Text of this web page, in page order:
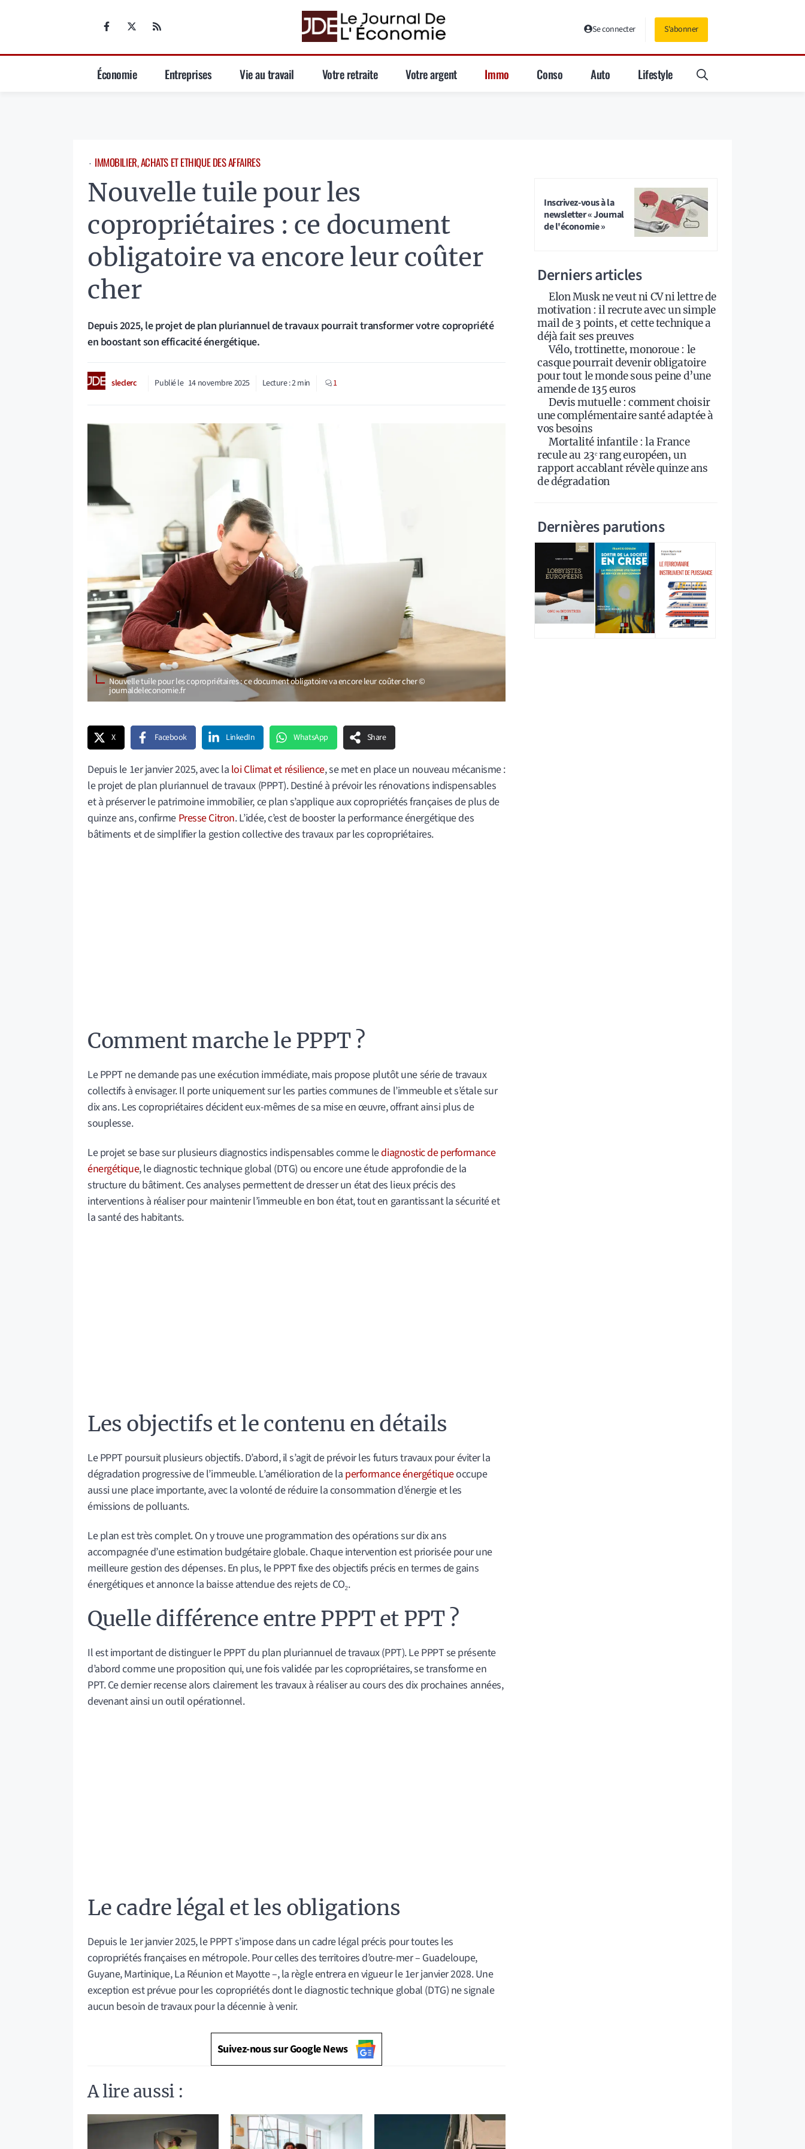
Se connecter S'abonner
Économie Entreprises Vie au travail Votre retraite Votre argent Immo Conso Auto Lifestyle
⋅ IMMOBILIER, ACHATS ET ETHIQUE DES AFFAIRES
Nouvelle tuile pour les
copropriétaires : ce document
obligatoire va encore leur coûter
cher
Depuis 2025, le projet de plan pluriannuel de travaux pourrait transformer votre copropriété
en boostant son efficacité énergétique.
sleclerc Publié le 14 novembre 2025 Lecture :2min 1
Nouvelle tuile pour les copropriétaires : ce document obligatoire va encore leur coûter cher ©
journaldeleconomie.fr
X Facebook LinkedIn WhatsApp Share
Depuis le 1er janvier 2025, avec la loi Climat et résilience, se met en place un nouveau mécanisme :
le projet de plan pluriannuel de travaux (PPPT). Destiné à prévoir les rénovations indispensables
et à préserver le patrimoine immobilier, ce plan s’applique aux copropriétés françaises de plus de
quinze ans, confirme Presse Citron. L’idée, c’est de booster la performance énergétique des
bâtiments et de simplifier la gestion collective des travaux par les copropriétaires.
Comment marche le PPPT ?
Le PPPT ne demande pas une exécution immédiate, mais propose plutôt une série de travaux
collectifs à envisager. Il porte uniquement sur les parties communes de l’immeuble et s’étale sur
dix ans. Les copropriétaires décident eux-mêmes de sa mise en œuvre, offrant ainsi plus de
souplesse.
Le projet se base sur plusieurs diagnostics indispensables comme lediagnostic de performance
énergétique, le diagnostic technique global (DTG) ou encore une étude approfondie de la
structure du bâtiment. Ces analyses permettent de dresser un état des lieux précis des
interventions à réaliser pour maintenir l’immeuble en bon état, tout en garantissant la sécurité et
la santé des habitants.
Les objectifs et le contenu en détails
Le PPPT poursuit plusieurs objectifs. D’abord, il s’agit de prévoir les futurs travaux pour éviter la
dégradation progressive de l’immeuble. L’amélioration de la performance énergétiqueoccupe
aussi une place importante, avec la volonté de réduire la consommation d’énergie et les
émissions de polluants.
Le plan est très complet. On y trouve une programmation des opérations sur dix ans
accompagnée d’une estimation budgétaire globale. Chaque intervention est priorisée pour une
meilleure gestion des dépenses. En plus, le PPPT fixe des objectifs précis en termes de gains
énergétiques et annonce la baisse attendue des rejets de CO₂.
Quelle différence entre PPPT et PPT ?
Il est important de distinguer le PPPT du plan pluriannuel de travaux (PPT). Le PPPT se présente
d’abord comme une proposition qui, une fois validée par les copropriétaires, se transforme en
PPT. Ce dernier recense alors clairement les travaux à réaliser au cours des dix prochaines années,
devenant ainsi un outil opérationnel.
Le cadre légal et les obligations
Depuis le 1er janvier 2025, le PPPT s’impose dans un cadre légal précis pour toutes les
copropriétés françaises en métropole. Pour celles des territoires d’outre-mer – Guadeloupe,
Guyane, Martinique, La Réunion et Mayotte –, la règle entrera en vigueur le 1er janvier 2028. Une
exception est prévue pour les copropriétés dont le diagnostic technique global (DTG) ne signale
aucun besoin de travaux pour la décennie à venir.
Suivez-nous sur Google News
A lire aussi :
Inscrivez-vous à la
newsletter « Journal
de l'économie »
Derniers articles
Elon Musk ne veut ni CV ni lettre de
motivation : il recrute avec un simple
mail de 3 points, et cette technique a
déjà fait ses preuves
Vélo, trottinette, monoroue : le
casque pourrait devenir obligatoire
pour tout le monde sous peine d’une
amende de 135 euros
Devis mutuelle : comment choisir
une complémentaire santé adaptée à
vos besoins
Mortalité infantile : la France
recule au 23ᵉ rang européen, un
rapport accablant révèle quinze ans
de dégradation
Dernières parutions